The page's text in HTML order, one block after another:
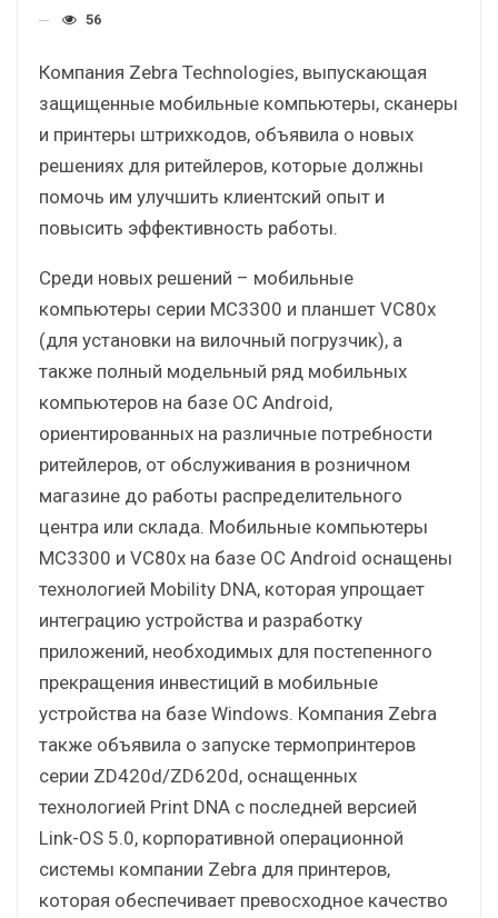
56
Компания Zebra Technologies, выпускающая
защищенные мобильные компьютеры, сканеры
и принтеры штрихкодов, объявила о новых
решениях для ритейлеров, которые должны
помочь им улучшить клиентский опыт и
повысить эффективность работы.
Среди новых решений – мобильные
компьютеры серии MC3300 и планшет VC80x
(для установки на вилочный погрузчик), а
также полный модельный ряд мобильных
компьютеров на базе ОС Android,
ориентированных на различные потребности
ритейлеров, от обслуживания в розничном
магазине до работы распределительного
центра или склада. Мобильные компьютеры
MC3300 и VC80x на базе ОС Android оснащены
технологией Mobility DNA, которая упрощает
интеграцию устройства и разработку
приложений, необходимых для постепенного
прекращения инвестиций в мобильные
устройства на базе Windows. Компания Zebra
также объявила о запуске термопринтеров
серии ZD420d/ZD620d, оснащенных
технологией Print DNA с последней версией
Link-OS 5.0, корпоративной операционной
системы компании Zebra для принтеров,
которая обеспечивает превосходное качество